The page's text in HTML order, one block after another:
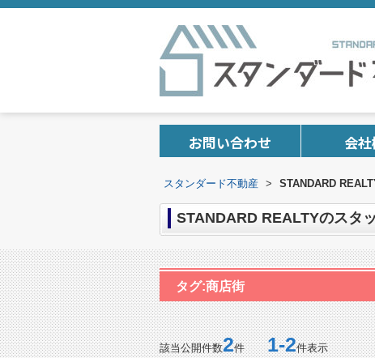
お問い合わせ 会
スタンダード不動産 > STANDARD
STANDARD REALTYのスタ
タグ:商店街
該当公開件数2件1-2件表示